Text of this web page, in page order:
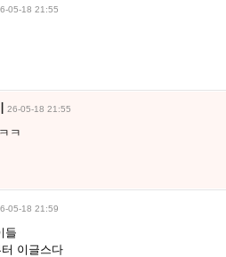
05-18 21:55
26-05-18 21:55
ㅋ
05-18 21:59
들
이글스다